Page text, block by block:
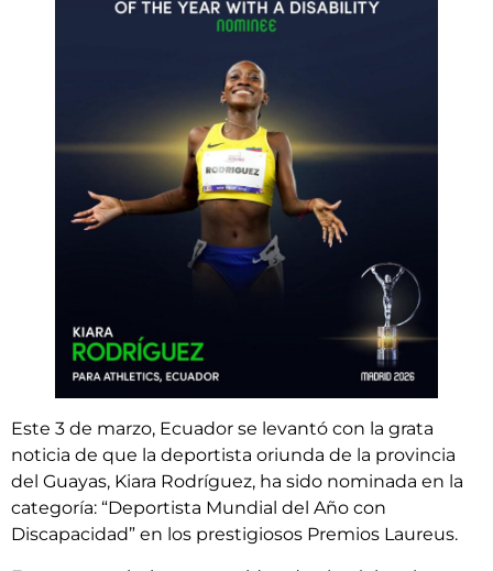
Este 3 de marzo, Ecuador se levantó con la grata
noticia de que la deportista oriunda de la provincia
del Guayas, Kiara Rodríguez, ha sido nominada en la
categoría: “Deportista Mundial del Año con
Discapacidad” en los prestigiosos Premios Laureus.